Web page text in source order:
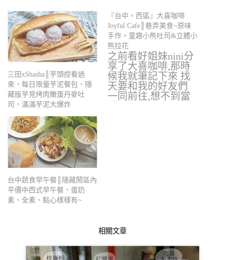
三田xShasha║芋頭控看過
來，每日限量芋泥餐包、隱
藏版芋見烤肉嫩蛋丹麥吐
司，滿滿芋泥大爆炸
『台中。西區』大喜咖啡
Joyful Cafe║巷弄美食~原味
手作。童趣小熊吐司&立體小
熊拉花
之前看好姐妹nini分
享了大喜咖啡,那時
候我就筆記下來 找
天要和我的好友們
一同前往,想不到當
台中蔬食早午餐║隱藏鬧區內
平價中西式早午餐、蛋奶
素、全素、點心樣樣有~
相關文章